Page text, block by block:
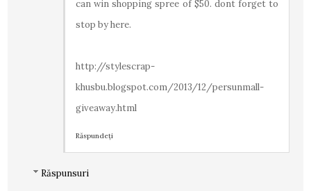
can win shopping spree of $50. dont forget to
stop by here.
http://stylescrap-
khusbu.blogspot.com/2013/12/persunmall-
giveaway.html
Răspundeți
Răspunsuri